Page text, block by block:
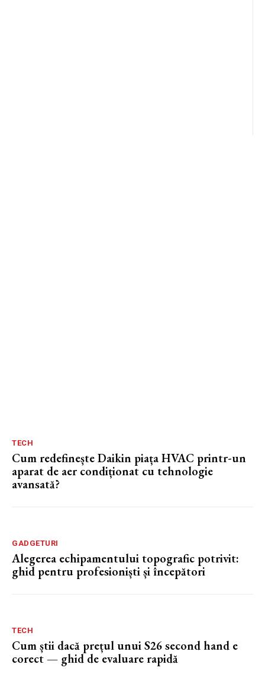
TECH
Cum redefinește Daikin piața HVAC printr-un
aparat de aer condiționat cu tehnologie
avansată?
GADGETURI
Alegerea echipamentului topografic potrivit:
ghid pentru profesioniști și începători
TECH
Cum știi dacă prețul unui S26 second hand e
corect — ghid de evaluare rapidă